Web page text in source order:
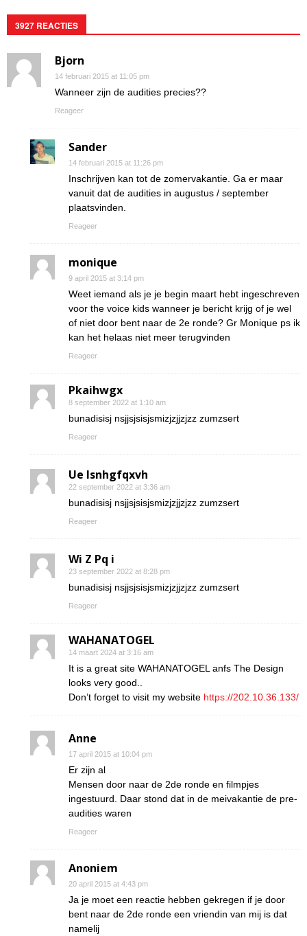
3927 REACTIES
Bjorn
14 februari 2015 at 11:05 pm
Wanneer zijn de audities precies??
Reageer
Sander
14 februari 2015 at 11:26 pm
Inschrijven kan tot de zomervakantie. Ga er maar
vanuit dat de audities in augustus / september
plaatsvinden.
Reageer
monique
9 april 2015 at 3:14 pm
Weet iemand als je je begin maart hebt ingeschreven
voor the voice kids wanneer je bericht krijg of je wel
of niet door bent naar de 2e ronde? Gr Monique ps ik
kan het helaas niet meer terugvinden
Reageer
Pkaihwgx
8 september 2022 at 1:10 am
bunadisisj nsjjsjsisjsmizjzjjzjzz zumzsert
Reageer
Ue lsnhgfqxvh
22 september 2022 at 3:36 am
bunadisisj nsjjsjsisjsmizjzjjzjzz zumzsert
Reageer
Wi Z Pq i
23 september 2022 at 8:28 pm
bunadisisj nsjjsjsisjsmizjzjjzjzz zumzsert
Reageer
WAHANATOGEL
14 maart 2024 at 3:16 am
It is a great site WAHANATOGEL anfs The Design
looks very good..
Don’t forget to visit my website https://202.10.36.133/
Anne
17 april 2015 at 10:04 pm
Er zijn al
Mensen door naar de 2de ronde en filmpjes
ingestuurd. Daar stond dat in de meivakantie de pre-
audities waren
Reageer
Anoniem
20 april 2015 at 4:43 pm
Ja je moet een reactie hebben gekregen if je door
bent naar de 2de ronde een vriendin van mij is dat
namelij